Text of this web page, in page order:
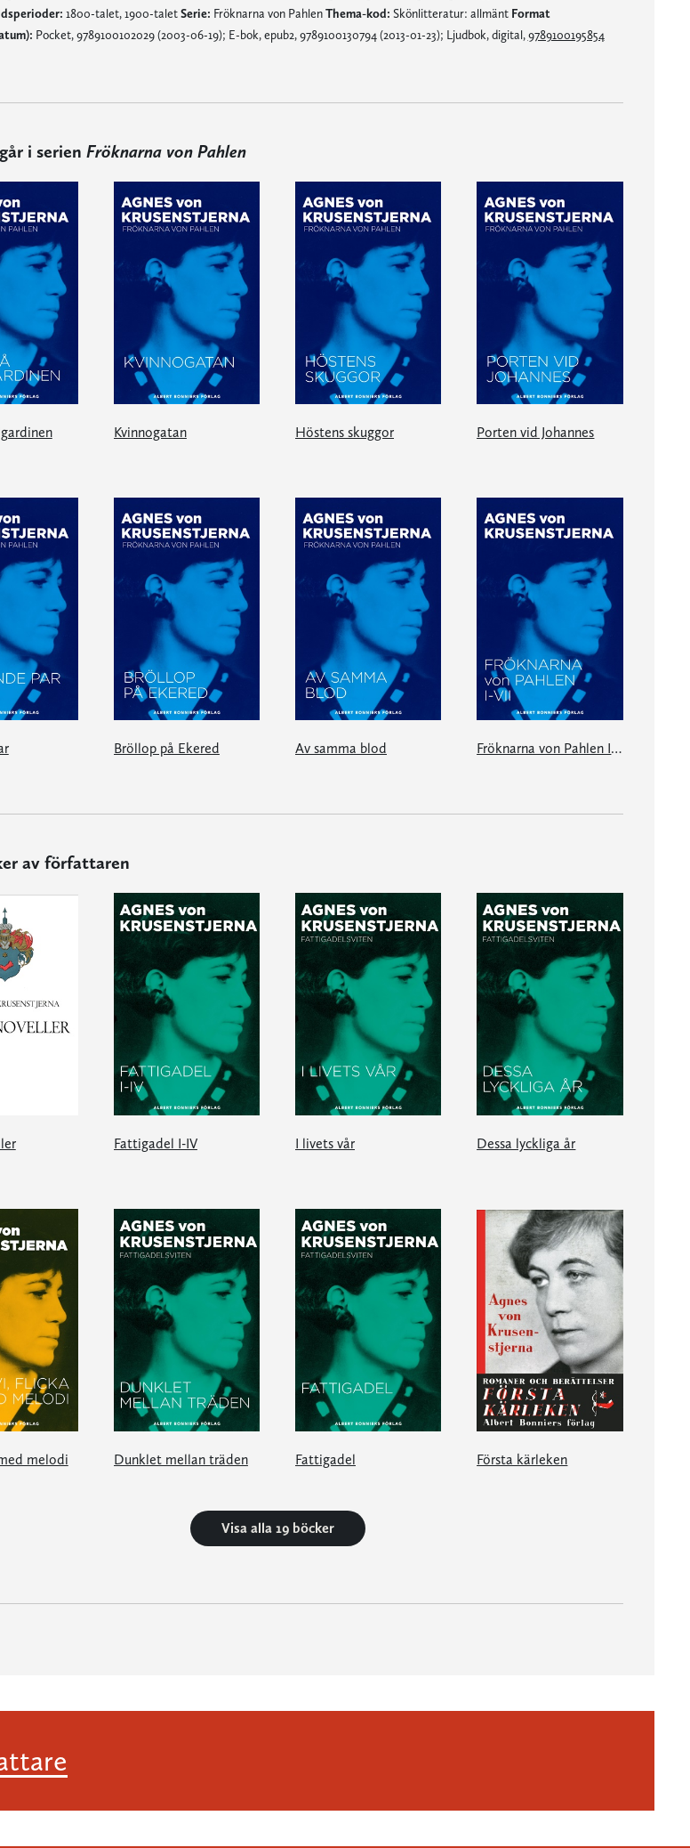
1800-talet, 1900-taletSerie: Fröknarna von PahlenThema-kod: Skönlitteratur: allmänt Format
Pocket, 9789100102029 (2003-06-19); E-bok, epub2, 9789100130794 (2013-01-23); Ljudbok, digital,9789100195854
i serien Fröknarna von Pahlen
Kvinnogatan Höstens skuggor Porten vid Johannes
Bröllop på Ekered Av samma blod Fröknarna von Pahlen I-VII
av författaren
Fattigadel I-IV I livets vår Dessa lyckliga år
melodi Dunklet mellan träden Fattigadel Första kärleken
Visa alla 19 böcker